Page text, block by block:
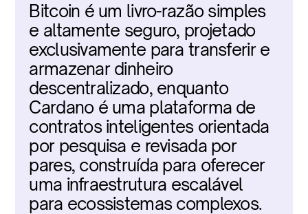
Bitcoin é um livro-razão simples
e altamente seguro, projetado
exclusivamente para transferir e
armazenar dinheiro
descentralizado, enquanto
Cardano é uma plataforma de
contratos inteligentes orientada
por pesquisa e revisada por
pares, construída para oferecer
uma infraestrutura escalável
para ecossistemas complexos.